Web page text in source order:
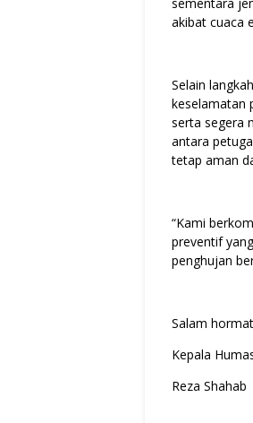
akibat cuaca
Selain
keselamatan
serta segera
antara
tetap aman
“Kami
preventif
penghujan
Salam
Kepala
Reza Shahab